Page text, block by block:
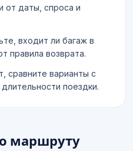
от даты, спроса и
входит ли багаж в
правила возврата.
сравните варианты с
поездки.
маршруту